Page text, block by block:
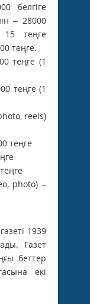
белгіге
– 28000
15 теңге
теңге.
теңге (1
(1
reels)
–
газеті 1939
Газет
беттер
екі